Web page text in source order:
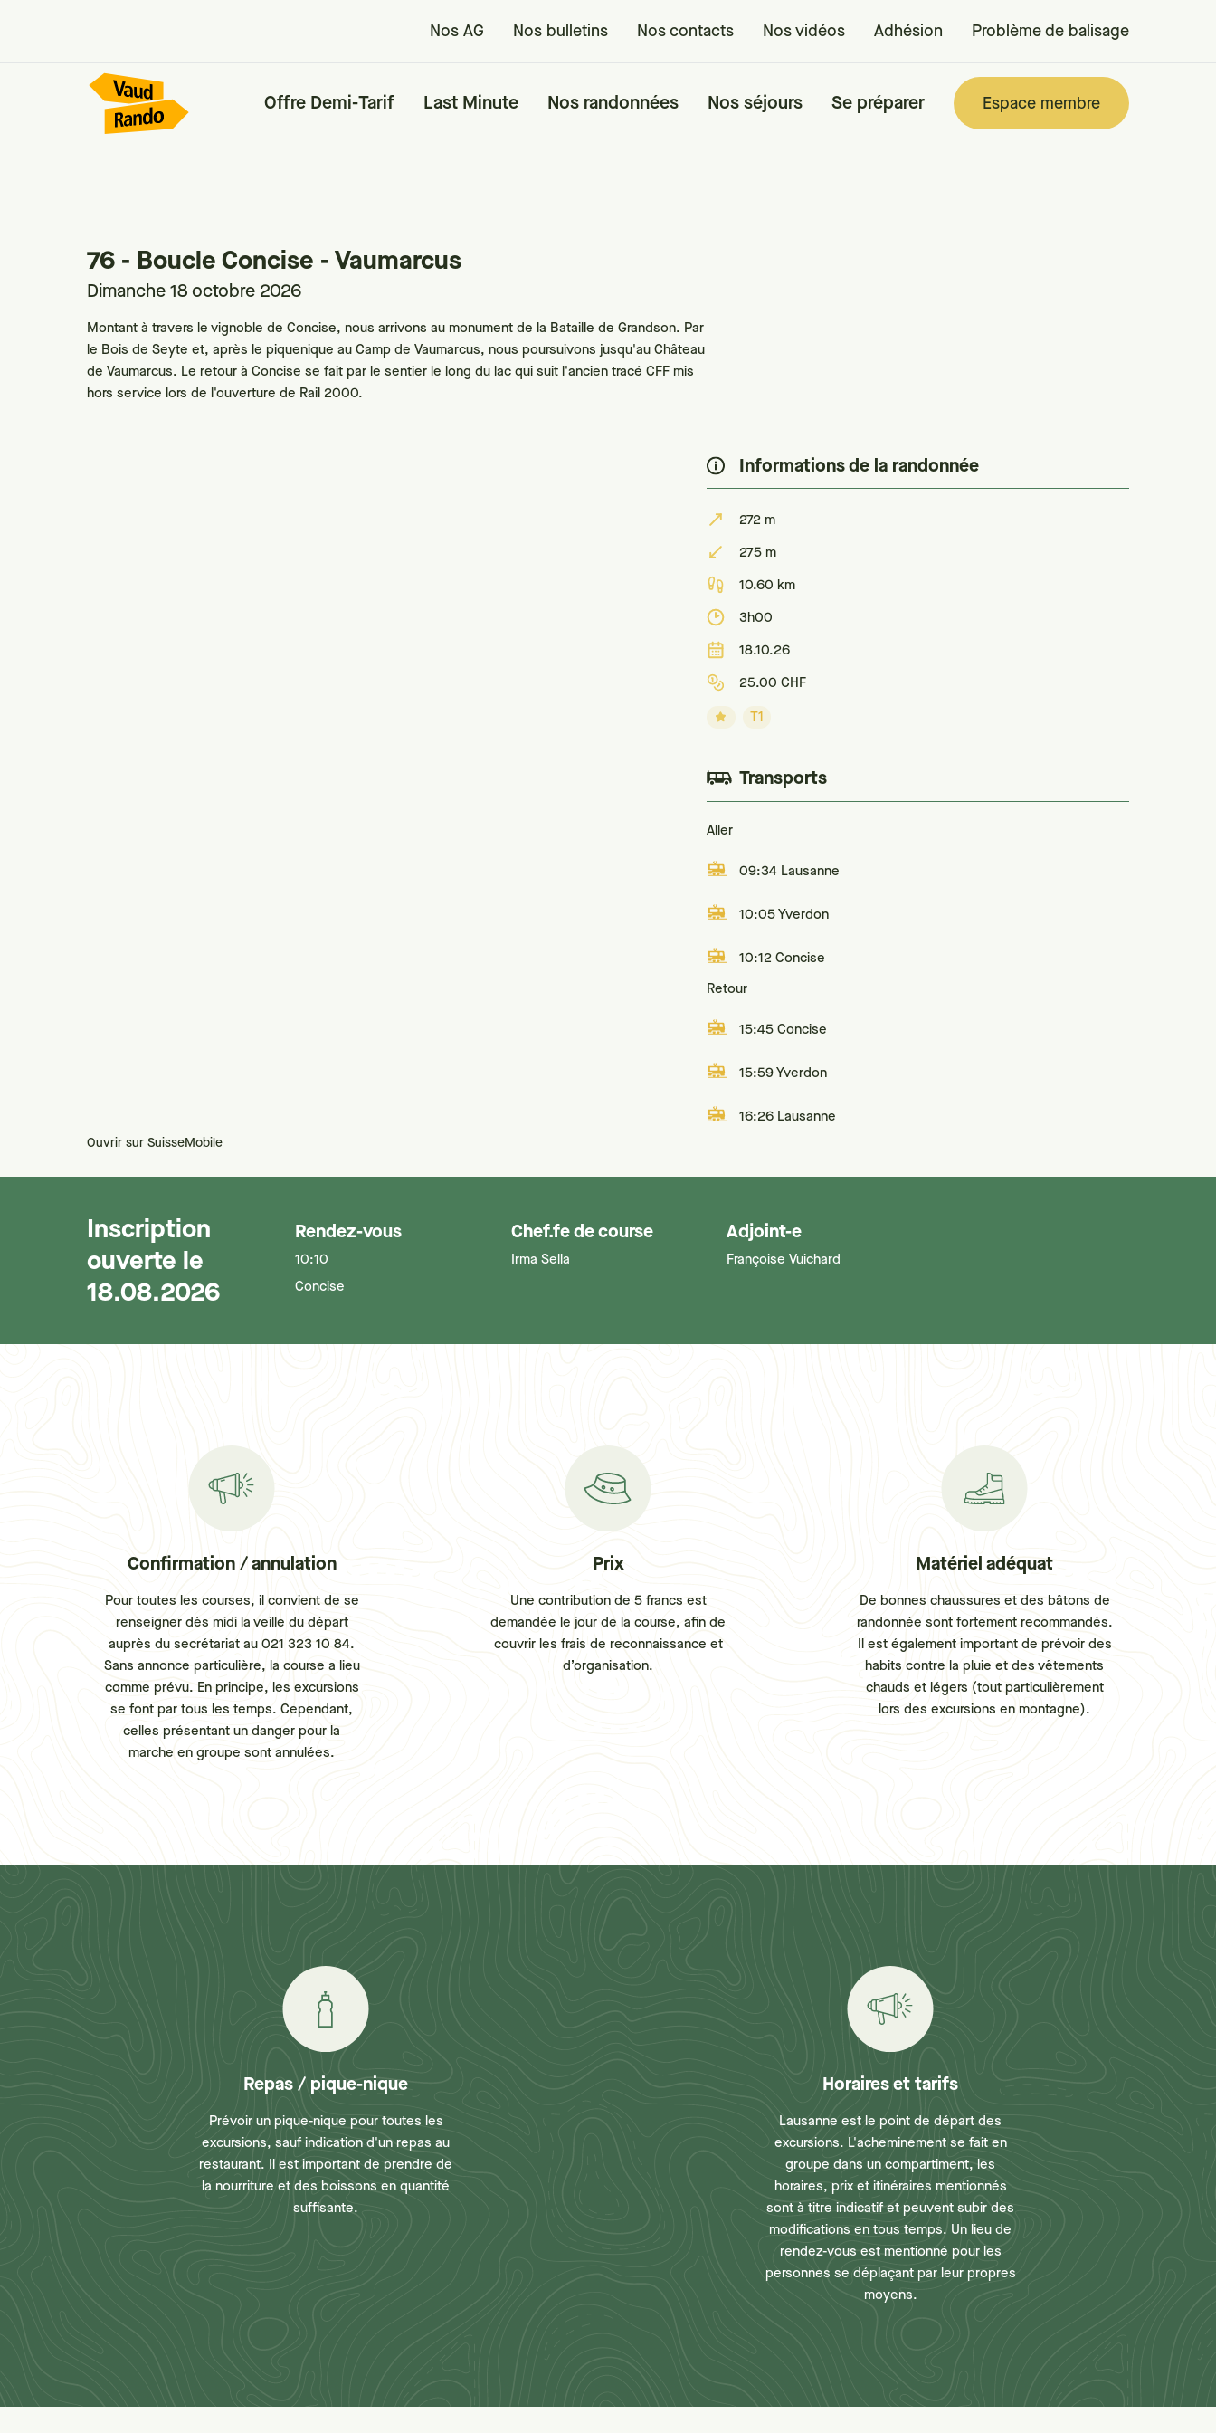
Offre Demi-Tarif Last Minute Nos randonnées Nos séjours Se préparer
Nos AG Nos bulletins Nos contacts Nos vidéos Adhésion Problème de balisage
Espace membre
76 - Boucle Concise - Vaumarcus
Dimanche 18 octobre 2026
Montant à travers le vignoble de Concise, nous arrivons au monument de la Bataille de Grandson. Par
le Bois de Seyte et, après le piquenique au Camp de Vaumarcus, nous poursuivons jusqu'au Château
de Vaumarcus. Le retour à Concise se fait par le sentier le long du lac qui suit l'ancien tracé CFF mis
hors service lors de l'ouverture de Rail 2000.
Informations de la randonnée
272 m
275 m
10.60 km
3h00
18.10.26
25.00 CHF
T1
Transports
Aller
09:34 Lausanne
10:05 Yverdon
10:12 Concise
Retour
15:45 Concise
15:59 Yverdon
16:26 Lausanne
Ouvrir sur SuisseMobile
Inscription
ouverte le
18.08.2026
Rendez-vous
10:10
Concise
Chef.fe de course
Irma Sella
Adjoint-e
Françoise Vuichard
Confirmation / annulation
Pour toutes les courses, il convient de se
renseigner dès midi la veille du départ
auprès du secrétariat au 021 323 10 84.
Sans annonce particulière, la course a lieu
comme prévu. En principe, les excursions
se font par tous les temps. Cependant,
celles présentant un danger pour la
marche en groupe sont annulées.
Prix
Une contribution de 5 francs est
demandée le jour de la course, afin de
couvrir les frais de reconnaissance et
d’organisation.
Matériel adéquat
De bonnes chaussures et des bâtons de
randonnée sont fortement recommandés.
Il est également important de prévoir des
habits contre la pluie et des vêtements
chauds et légers (tout particulièrement
lors des excursions en montagne).
Repas / pique-nique
Prévoir un pique-nique pour toutes les
excursions, sauf indication d'un repas au
restaurant. Il est important de prendre de
la nourriture et des boissons en quantité
suffisante.
Horaires et tarifs
Lausanne est le point de départ des
excursions. L'acheminement se fait en
groupe dans un compartiment, les
horaires, prix et itinéraires mentionnés
sont à titre indicatif et peuvent subir des
modifications en tous temps. Un lieu de
rendez-vous est mentionné pour les
personnes se déplaçant par leur propres
moyens.